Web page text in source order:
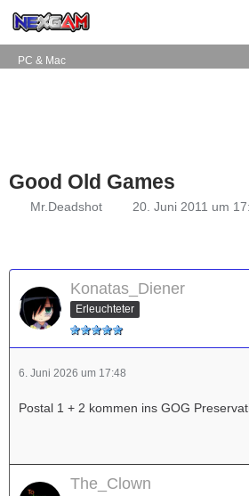
PC & Mac
Good Old Games
Mr.Deadshot 20. Juni 2011 um
Konatas_Diener
Erleuchteter
6. Juni 2026 um 17:48
Postal 1 + 2 kommen ins GOG
The_Clown